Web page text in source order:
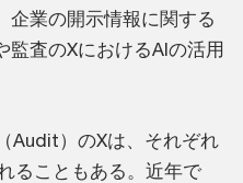
企業の開示情報に関する
査のXにおけるAIの活用
Audit）のXは、それぞれ
ることもある。近年で